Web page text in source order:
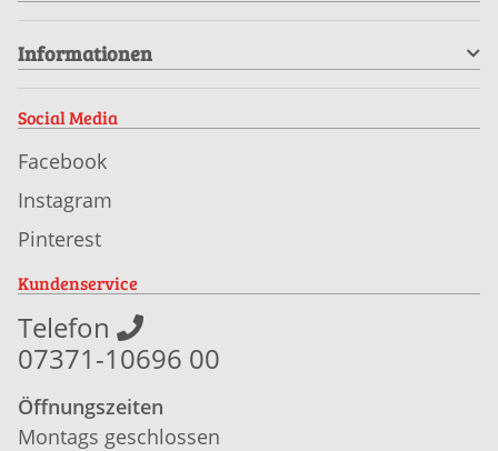
Informationen
Social Media
Facebook
Instagram
Pinterest
Kundenservice
Telefon
07371-10696 00
Öffnungszeiten
Montags geschlossen